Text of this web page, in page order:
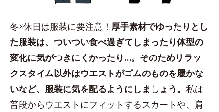
冬×休日は服装に要注意！ 厚手素材でゆったりとし
た服装は、ついつい食べ過ぎてしまったり体型の
変化に気がつきにくかったり…。そのためリラッ
クスタイム以外はウエストがゴムのものを履かな
いなど、服装に気を配るようにしましょう。 私は
普段からウエストにフィットするスカートや、肩